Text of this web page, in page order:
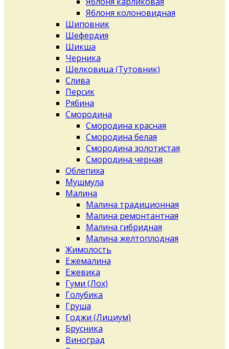
Яблоня колоновидная
Шиповник
Шефердия
Шикша
Черника
Шелковица (Тутовник)
Слива
Персик
Рябина
Смородина
Смородина красная
Смородина белая
Смородина золотистая
Смородина черная
Облепиха
Мушмула
Малина
Малина традиционная
Малина ремонтантная
Малина гибридная
Малина желтоплодная
Жимолость
Ежемалина
Ежевика
Гуми (Лох)
Голубика
Груша
Годжи (Лициум)
Брусника
Виноград